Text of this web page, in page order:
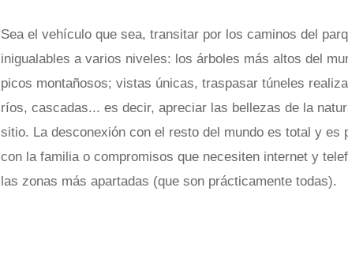
Sea el vehículo que sea, transitar por los caminos del
inigualables a varios niveles: los árboles más altos del
picos montañosos; vistas únicas, traspasar túneles
ríos, cascadas... es decir, apreciar las bellezas de la
sitio. La desconexión con el resto del mundo es total y es
con la familia o compromisos que necesiten internet y
las zonas más apartadas (que son prácticamente todas).